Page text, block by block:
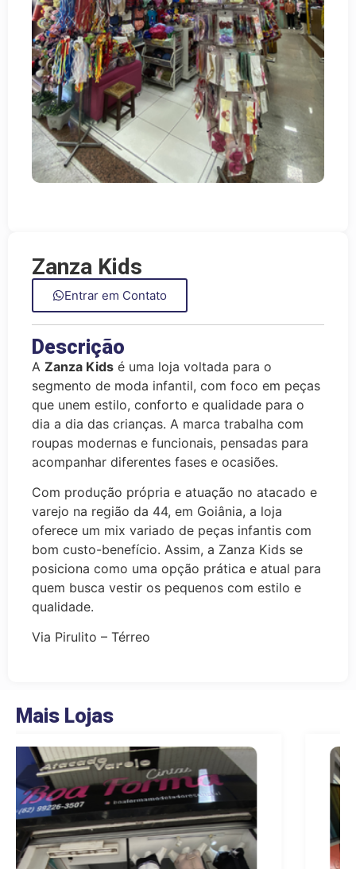
Zanza Kids
Entrar em Contato
Descrição
A Zanza Kids é uma loja voltada para o
segmento de moda infantil, com foco em peças
que unem estilo, conforto e qualidade para o
dia a dia das crianças. A marca trabalha com
roupas modernas e funcionais, pensadas para
acompanhar diferentes fases e ocasiões.
Com produção própria e atuação no atacado e
varejo na região da 44, em Goiânia, a loja
oferece um mix variado de peças infantis com
bom custo-benefício. Assim, a Zanza Kids se
posiciona como uma opção prática e atual para
quem busca vestir os pequenos com estilo e
qualidade.
Via Pirulito – Térreo
Mais Lojas